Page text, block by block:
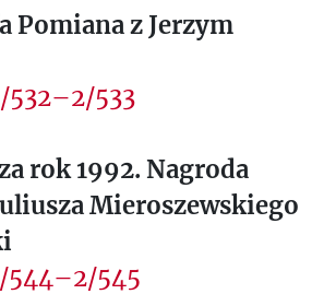
Pomiana z Jerzym
532–2/533
rok 1992. Nagroda
Mieroszewskiego
544–2/545